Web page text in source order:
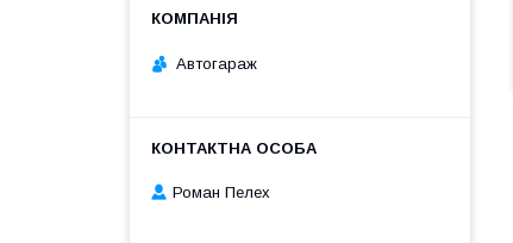
Автогараж
Роман Пелех